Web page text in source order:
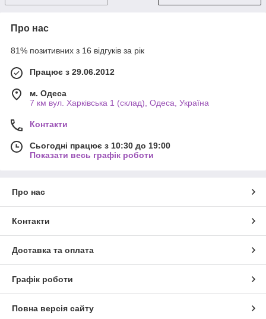
Про нас
81% позитивних з 16 відгуків за рік
Працює з 29.06.2012
м. Одеса
7 км вул. Харківська 1 (склад), Одеса, Україна
Контакти
Сьогодні працює з 10:30 до 19:00
Показати весь графік роботи
Про нас
Контакти
Доставка та оплата
Графік роботи
Повна версія сайту